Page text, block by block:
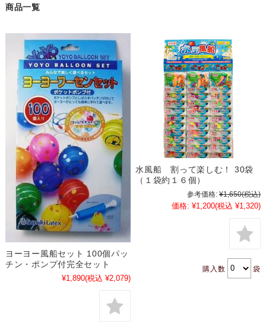
商品一覧
ヨーヨー風船セット 100個パッ
チン・ポンプ付完全セット
¥1,890(税込 ¥2,079)
水風船 割って楽しむ！ 30袋
（１袋約１６個）
参考価格: ¥1,650(税込)
価格: ¥1,200(税込 ¥1,320)
購入数 袋